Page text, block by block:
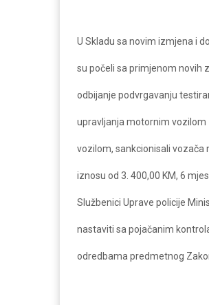
U Skladu sa novim izmjena i
su počeli sa primjenom novih
odbijanje podvrgavanju
upravljanja motornim
vozilom, sankcionisali
iznosu od 3. 400,00 KM, 6
Službenici Uprave policije
nastaviti sa pojačanim
odredbama predmetnog